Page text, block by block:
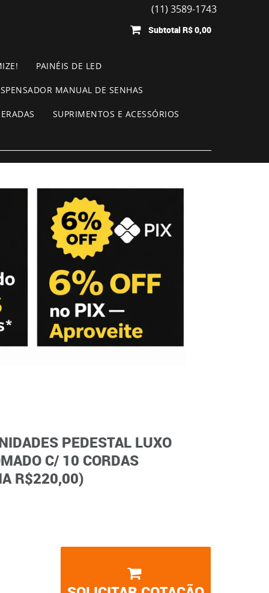
(11) 3589-1743
Subtotal R$ 0,00
PAINÉIS DE LED
MANUAL DE SENHAS
SUPRIMENTOS E ACESSÓRIOS
PEDESTAL LUXO
C/ 10 CORDAS
R$220,00)